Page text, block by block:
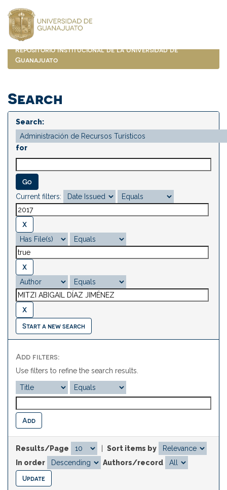
navigation
Repositorio Institucional de la Universidad de
Guanajuato
Search
Search:
for
Current filters:
Start a new search
Add filters:
Use filters to refine the search results.
Results/Page
Sort items by
In order
Authors/record